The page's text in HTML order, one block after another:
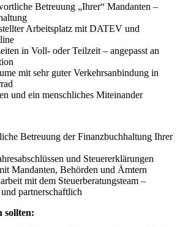
Betreuung „Ihrer“ Mandanten –
Arbeitsplatz mit DATEV und
in Voll- oder Teilzeit – angepasst an
mit sehr guter Verkehrsanbindung in
und ein menschliches Miteinander
Betreuung der Finanzbuchhaltung Ihrer
und Steuererklärungen
Mandanten, Behörden und Ämtern
mit dem Steuerberatungsteam –
partnerschaftlich
sollten: